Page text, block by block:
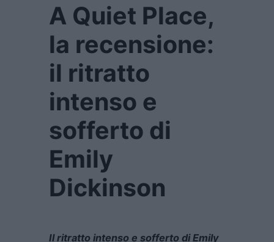
A Quiet Place,
la recensione:
il ritratto
intenso e
sofferto di
Emily
Dickinson
Il ritratto intenso e sofferto di Emily